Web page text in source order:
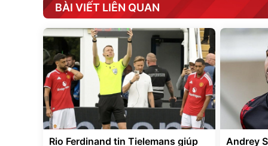
BÀI VIẾT LIÊN QUAN
Rio Ferdinand tin Tielemans giúp
Andrey